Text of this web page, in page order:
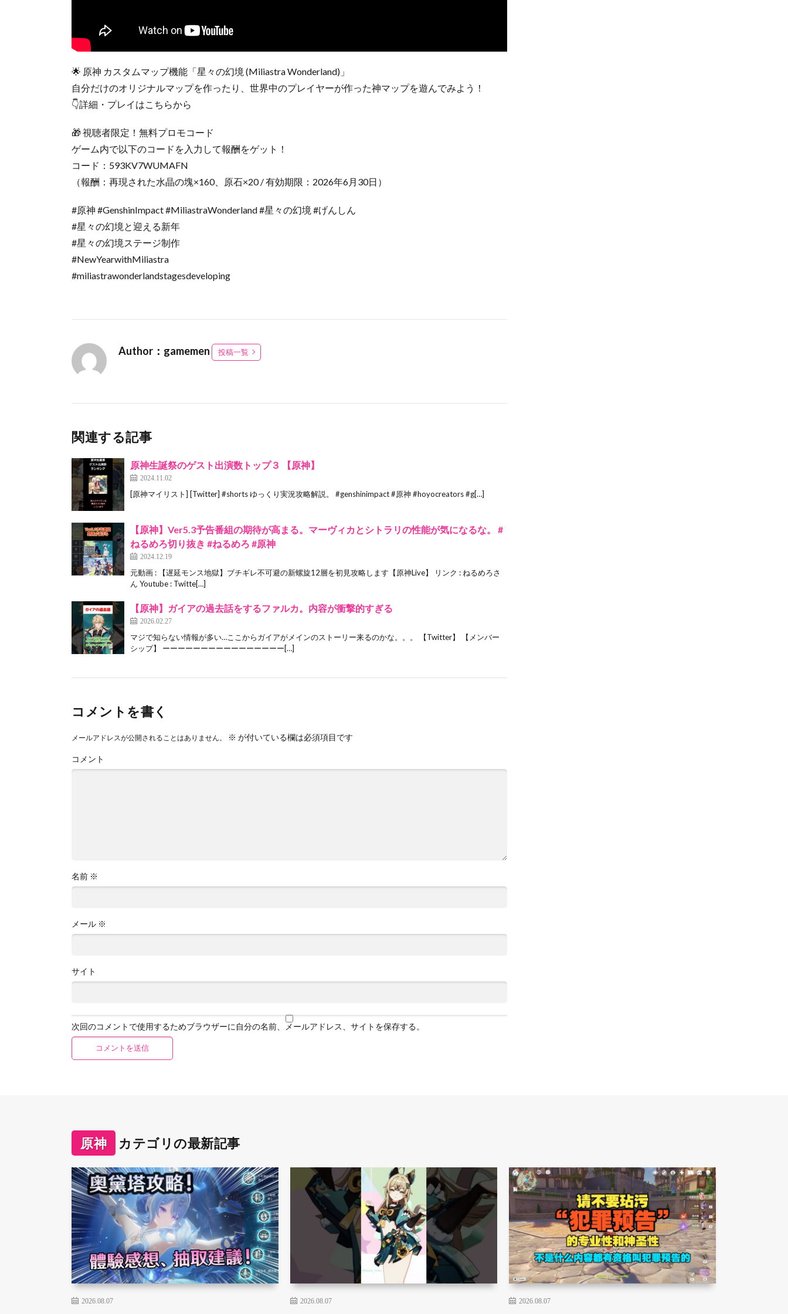
🌟 原神 カスタムマップ機能「星々の幻境 (Miliastra Wonderland)」
自分だけのオリジナルマップを作ったり、世界中のプレイヤーが作った神マップを遊んでみよう！
👇詳細・プレイはこちらから
🎁 視聴者限定！無料プロモコード
ゲーム内で以下のコードを入力して報酬をゲット！
コード：593KV7WUMAFN
（報酬：再現された水晶の塊×160、原石×20 / 有効期限：2026年6月30日）
#原神 #GenshinImpact #MiliastraWonderland #星々の幻境 #げんしん
#星々の幻境と迎える新年
#星々の幻境ステージ制作
#NewYearwithMiliastra
#miliastrawonderlandstagesdeveloping
Author：gamemen 投稿一覧
関連する記事
原神生誕祭のゲスト出演数トップ３ 【原神】
2024.11.02
[原神マイリスト] [Twitter] #shorts ゆっくり実況攻略解説。 #genshinimpact #原神 #hoyocreators #g[…]
【原神】Ver5.3予告番組の期待が高まる。マーヴィカとシトラリの性能が気になるな。 #
ねるめろ切り抜き #ねるめろ #原神
2024.12.19
元動画 : 【遅延モンス地獄】ブチギレ不可避の新螺旋12層を初見攻略します【原神Live】 リンク : ねるめろさ
ん Youtube : Twitte[…]
【原神】ガイアの過去話をするファルカ。内容が衝撃的すぎる
2026.02.27
マジで知らない情報が多い…ここからガイアがメインのストーリー来るのかな。。。 【Twitter】 【メンバー
シップ】 ーーーーーーーーーーーーーーーー[…]
コメントを書く
メールアドレスが公開されることはありません。 ※ が付いている欄は必須項目です
コメント
名前 ※
メール ※
サイト
次回のコメントで使用するためブラウザーに自分の名前、メールアドレス、サイトを保存する。
原神 カテゴリの最新記事
2026.08.07 2026.08.07 2026.08.07